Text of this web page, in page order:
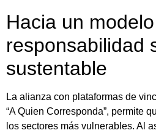
Hacia un
responsabilidad
sustentable
La alianza con plataformas de
“A Quien Corresponda”, permite
los sectores más vulnerables. Al